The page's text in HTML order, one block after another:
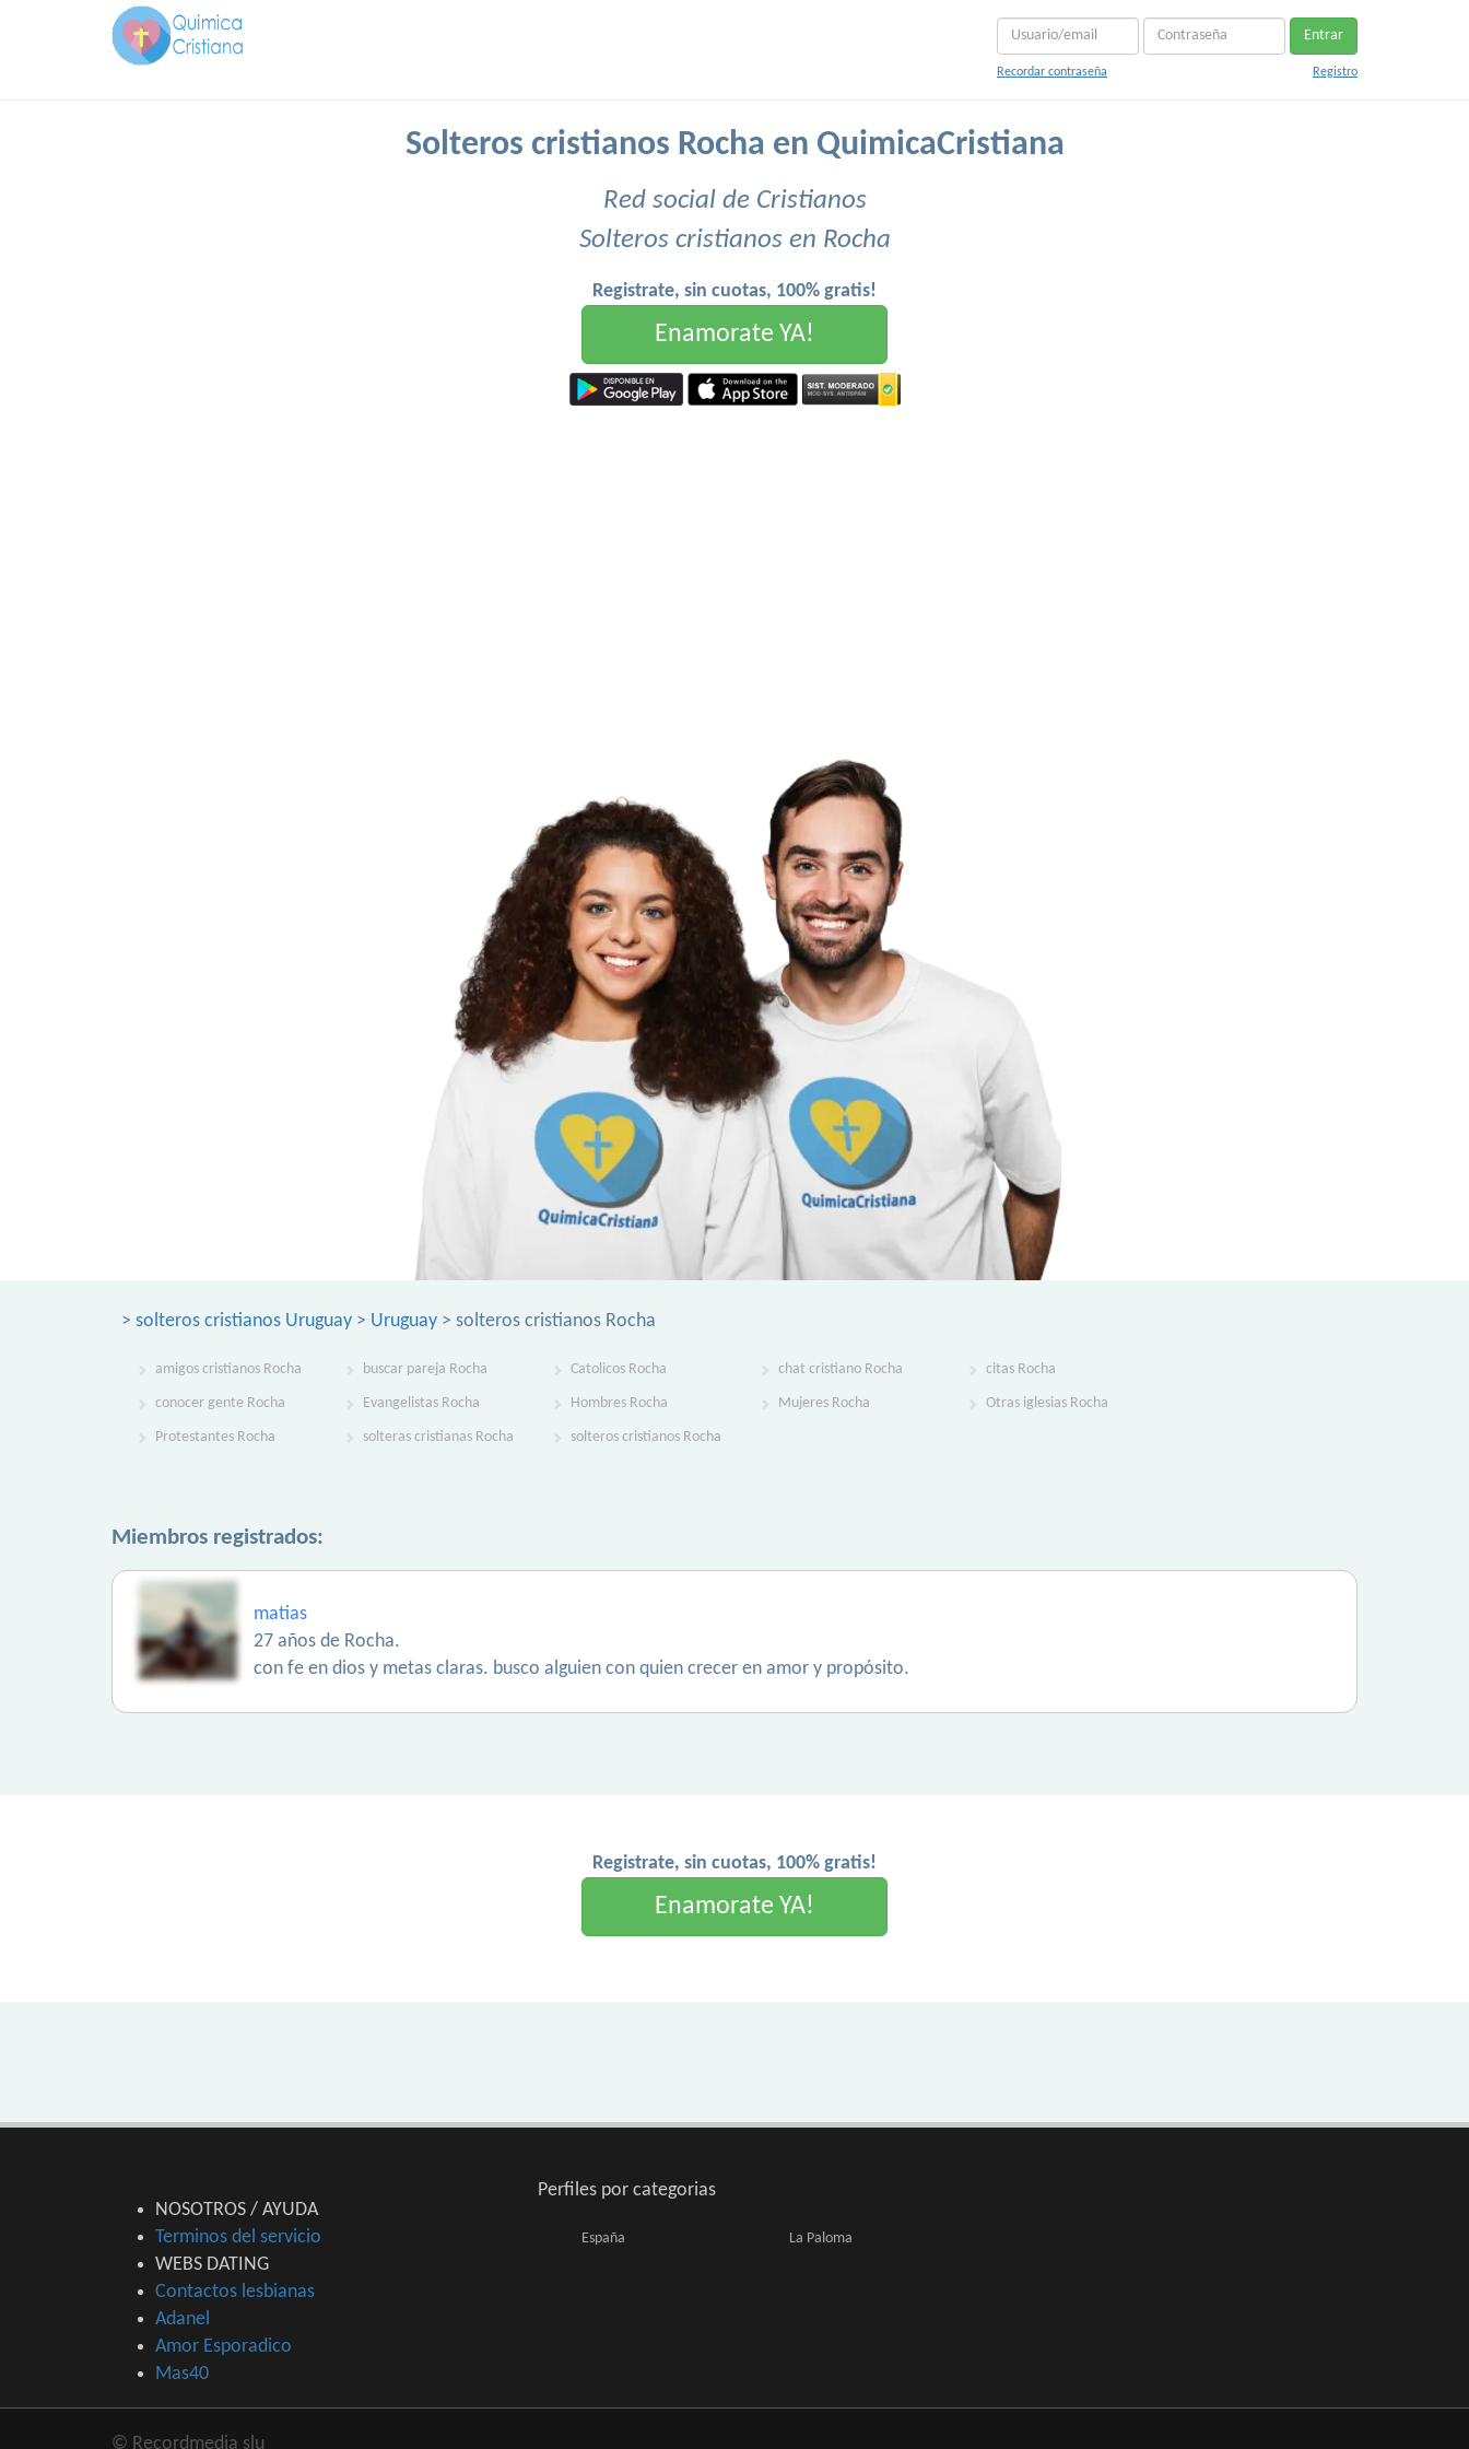
Entrar
Recordar contraseña Registro
Solteros cristianos Rocha en QuimicaCristiana
Red social de Cristianos
Solteros cristianos en Rocha
Registrate, sin cuotas, 100% gratis!
Enamorate YA!
> solteros cristianos Uruguay > Uruguay > solteros cristianos Rocha
amigos cristianos Rocha buscar pareja Rocha Catolicos Rocha chat cristiano Rocha citas Rocha
conocer gente Rocha Evangelistas Rocha Hombres Rocha Mujeres Rocha Otras iglesias Rocha
Protestantes Rocha solteras cristianas Rocha solteros cristianos Rocha
Miembros registrados:
matias
27 años de Rocha.
con fe en dios y metas claras. busco alguien con quien crecer en amor y propósito.
Registrate, sin cuotas, 100% gratis!
Enamorate YA!
NOSOTROS / AYUDA
Terminos del servicio
WEBS DATING
Contactos lesbianas
Adanel
Amor Esporadico
Mas40
Perfiles por categorias
España La Paloma
© Recordmedia slu